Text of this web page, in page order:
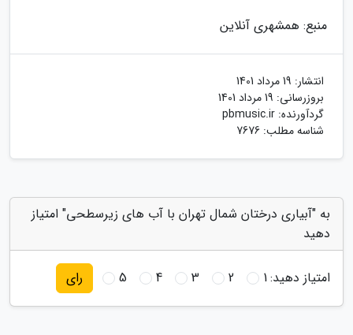
منبع: همشهری آنلاین
انتشار: 19 مرداد 1401
بروزرسانی: 19 مرداد 1401
گردآورنده: pbmusic.ir
شناسه مطلب: 7676
به "آبیاری درختان شمال تهران با آب های زیرسطحی" امتیاز
دهید
امتیاز دهید:1
2
3
4
5 رای